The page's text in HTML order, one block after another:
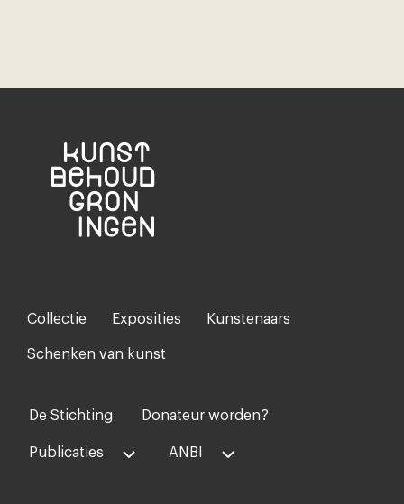
Footer-
menu
Collectie Exposities Kunstenaars
Schenken van kunst
Voet
midden
De Stichting Donateur worden?
Publicaties ANBI